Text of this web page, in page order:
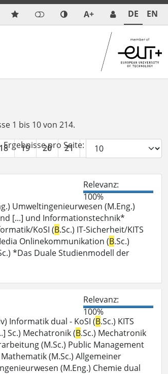
A+ DE EN
1 bis 10 von 214.
18 19 20 21 22
Ergebnisse pro Seite:
Relevanz:
100%
Umweltingenieurwesen (M.Eng.)
[...] und Informationstechnik*
KoSI (B.Sc.) IT-Sicherheit/KITS
Onlinekommunikation (B.Sc.)
*Das Duale Studienmodell der
Relevanz:
100%
Informatik dual - KoSI (B.Sc.) KITS
Sc.) Mechatronik (B.Sc.) Mechatronik
(M.Sc.) Public Management
(M.Sc.) Allgemeiner
(M.Eng.) Chemie dual